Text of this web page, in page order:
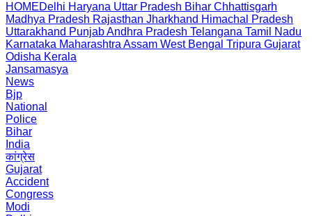
HOMEDelhi Haryana Uttar Pradesh Bihar Chhattisgarh
Madhya Pradesh Rajasthan Jharkhand Himachal Pradesh
Uttarakhand PunjabAndhra Pradesh Telangana Tamil Nadu
Karnataka Maharashtra Assam West Bengal Tripura Gujarat
Odisha Kerala
Jansamasya
News
Bjp
National
Police
Bihar
India
कांग्रेस
Gujarat
Accident
Congress
Modi